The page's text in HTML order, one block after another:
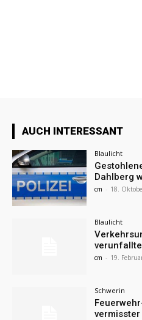
AUCH INTERESSANT
Blaulicht
Dahlberg
cm - 18.
Blaulicht
cm - 19.
Schwerin
vermisster